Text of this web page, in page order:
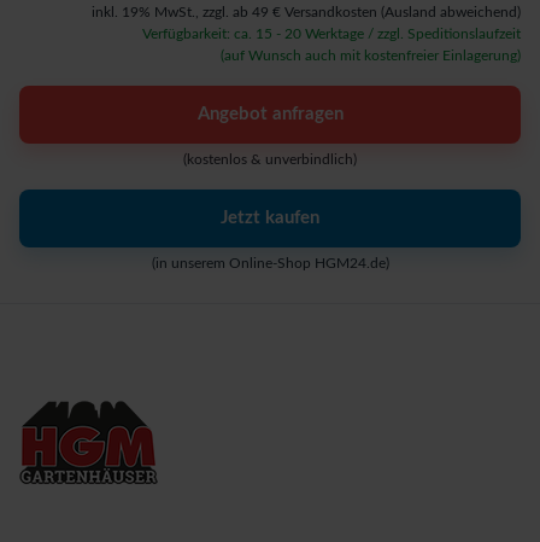
inkl. 19% MwSt., zzgl. ab 49 € Versandkosten (Ausland abweichend)
Verfügbarkeit: ca. 15 - 20 Werktage / zzgl. Speditionslaufzeit
(auf Wunsch auch mit kostenfreier Einlagerung)
Angebot anfragen
(kostenlos & unverbindlich)
Jetzt kaufen
(in unserem Online-Shop HGM24.de)